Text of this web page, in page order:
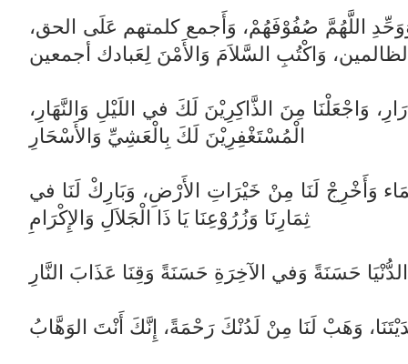
اللَّهُمَّ صُفُوْفَهُمْ، وَأَجمع كلمتهم عَلَى الحق،
وَاكْتُبِ السَّلاَمَ وَالأَمْنَ لِعَبادك أجمعين
وَاجْعَلْنَا مِنَ الذَّاكِرِيْنَ لَكَ في اللَيْلِ وَالنَّهَارِ،
الْمُسْتَغْفِرِيْنَ لَكَ بِالْعَشِيِّ وَالأَسْحَارِ
وَأَخْرِجْ لَنَا مِنْ خَيْرَاتِ الأَرْضِ، وَبَارِكْ لَنَا في
ثِمَارِنَا وَزُرُوْعِنَا يَا ذَا الْجَلاَلِ وَالإِكْرَامِ
الدُّنْيَا حَسَنَةً وَفي الآخِرَةِ حَسَنَةً وَقِنَا عَذَابَ النَّارِ